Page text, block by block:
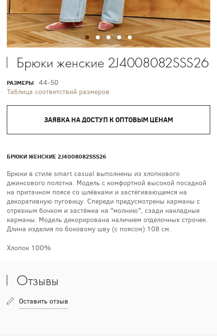
Брюки женские 2J4008082SSS26
РАЗМЕРЫ
44-50
Таблица соответствий размеров
ЗАЯВКА НА ДОСТУП К ОПТОВЫМ ЦЕНАМ
БРЮКИ ЖЕНСКИЕ 2J4008082SSS26
Брюки в стиле smart casual выполнены из хлопкового
джинсового полотна. Модель с комфортной высокой посадкой
на притачном поясе со шлёвками и застёгивающемся на
декоративную пуговицу. Спереди предусмотрены карманы с
отрезным бочком и застёжка на "молнию", сзади накладные
карманы. Модель декорирована наличием отделочных строчек.
Длина изделия по боковому шву (с поясом) 108 см.
Хлопок 100%
Отзывы
Оставить отзыв